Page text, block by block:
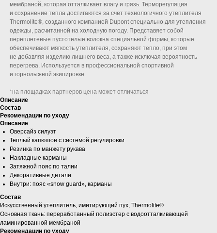
мембраной, которая отталкивает влагу и грязь. Терморегуляция
и сохранение тепла достигаются за счет технологичного утеплителя
Thermolite®, созданного компанией Dupont специально для утепления
одежды, расчитанной на холодную погоду. Представяет собой
переплетеные пустотелые волокна специальной формы, которые
обеспечивают мягкость утеплителя, сохраняют тепло, при этом
не добавляя изделию лишнего веса, а также исключая вероятность
перегрева. Используется в профессиональной спортивной
и горнолыжной экипировке.
*на площадках партнеров цена может отличаться
Описание
Состав
Рекомендации по уходу
Описание
Оверсайз силуэт
Теплый капюшон с системой регулировки
Резинка по манжету рукава
Накладные карманы
Затяжной пояс по талии
Декоративные детали
Внутри: пояс «snow guard», карманы
Состав
Искусственный утеплитель, имитирующий пух, Thermolite®
Основная ткань: переработанный полиэстер с водоотталкивающей
ламинированной мембраной
Рекомендации по уходу